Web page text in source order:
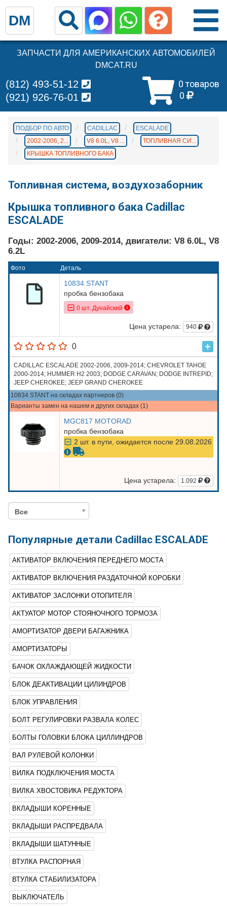
ЗАПЧАСТИ ДЛЯ АМЕРИКАНСКИХ АВТОМОБИЛЕЙ
DMCAT.RU
0 товаров
0
(812) 493-51-12
(921) 926-76-01
ПОДБОР ПО АВТО CADILLAC
ESCALADE
2002-2006, 2...
V8 6.0L, V8 ...
ТОПЛИВНАЯ СИ...
КРЫШКА ТОПЛИВНОГО БАКА
Топливная система, воздухозаборник
Крышка топливного бака Cadillac
ESCALADE
Годы: 2002-2006, 2009-2014, двигатели: V8 6.0L, V8
6.2L
Фото Деталь
10834 STANT
пробка бензобака
0 шт. Дунайский
Цена устарела: 940
0
CADILLAC ESCALADE 2002-2006, 2009-2014; CHEVROLET TAHOE
2000-2014; HUMMER H2 2003; DODGE CARAVAN; DODGE INTREPID;
JEEP CHEROKEE; JEEP GRAND CHEROKEE
10834 STANT на складах партнеров (0)
Варианты замен на нашем и других складах (1)
MGC817 MOTORAD
пробка бензобака
2 шт. в пути, ожидается после 29.08.2026
Цена устарела: 1.092
Все
Популярные детали Cadillac ESCALADE
АКТИВАТОР ВКЛЮЧЕНИЯ ПЕРЕДНЕГО МОСТА
АКТИВАТОР ВКЛЮЧЕНИЯ РАЗДАТОЧНОЙ КОРОБКИ
АКТИВАТОР ЗАСЛОНКИ ОТОПИТЕЛЯ
АКТУАТОР МОТОР СТОЯНОЧНОГО ТОРМОЗА
АМОРТИЗАТОР ДВЕРИ БАГАЖНИКА
АМОРТИЗАТОРЫ
БАЧОК ОХЛАЖДАЮЩЕЙ ЖИДКОСТИ
БЛОК ДЕАКТИВАЦИИ ЦИЛИНДРОВ
БЛОК УПРАВЛЕНИЯ
БОЛТ РЕГУЛИРОВКИ РАЗВАЛА КОЛЕС
БОЛТЫ ГОЛОВКИ БЛОКА ЦИЛЛИНДРОВ
ВАЛ РУЛЕВОЙ КОЛОНКИ
ВИЛКА ПОДКЛЮЧЕНИЯ МОСТА
ВИЛКА ХВОСТОВИКА РЕДУКТОРА
ВКЛАДЫШИ КОРЕННЫЕ
ВКЛАДЫШИ РАСПРЕДВАЛА
ВКЛАДЫШИ ШАТУННЫЕ
ВТУЛКА РАСПОРНАЯ
ВТУЛКА СТАБИЛИЗАТОРА
ВЫКЛЮЧАТЕЛЬ
DM